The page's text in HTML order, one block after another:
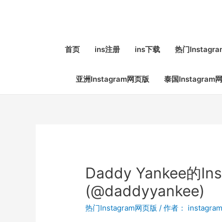
首页 ins注册 ins下载 热门
亚洲Instagram网页版 泰国Instagram
Daddy Yankee的
(@daddyyankee)
热门Instagram网页版 / 作者：